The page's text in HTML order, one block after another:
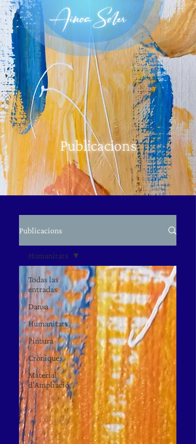
Publicacions
Publicacions
Todas las
entradas
Dansa
Humanitats
Pintura
Cròniques
Material
d'Ampliació
Humanitats